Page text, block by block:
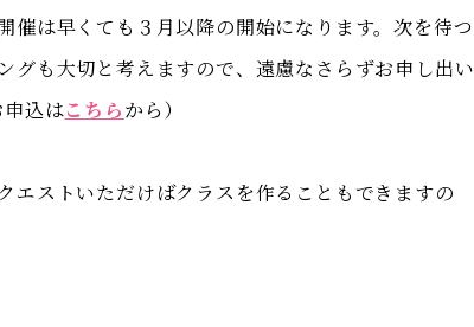
催は早くても３月以降の開始になります。次を待つ
グも大切と考えますので、遠慮なさらずお申し出い
込はこちらから）
エストいただけばクラスを作ることもできますの